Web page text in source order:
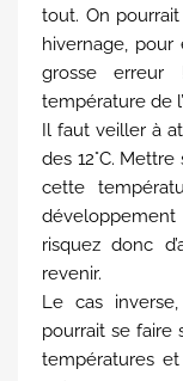
tout. On
hivernage, pour
grosse erreur
température de
Il faut veiller à
des 12°C.
cette
risquez donc
revenir.
Le cas
pourrait se faire
températures